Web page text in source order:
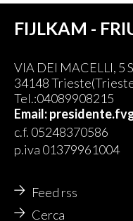
FIJLKAM -
VIA DEI MACELLI, 5
34148
Tel.:04089908215
Email:
c.f. 05248370586
p.iva 01379961004
Feed rss
Cerca